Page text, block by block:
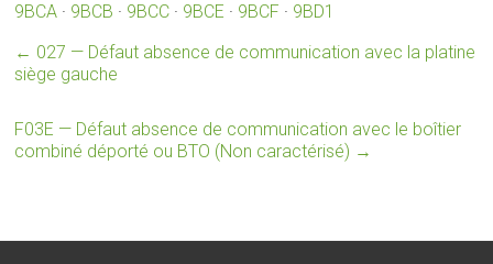
9BCA · 9BCB · 9BCC · 9BCE · 9BCF · 9BD1
← 027 — Défaut absence de communication avec la platine
siège gauche
F03E — Défaut absence de communication avec le boîtier
combiné déporté ou BTO (Non caractérisé) →